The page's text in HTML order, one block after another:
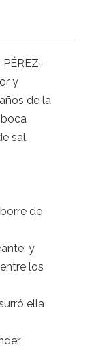
PÉREZ-
y
de la
boca
sal.
de
y
los
ella